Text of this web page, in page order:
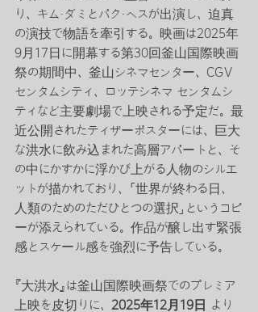
り、キム・ダミとパク・ヘスが出演し、迫真
の演技で物語を牽引する。映画は2025年
9月17日に開幕する第30回釜山国際映画
祭の期間中、釜山シネマセンター、CGV
センタムシティ、ロッテシネマ センタムシ
ティなど主要劇場で上映される予定だ。最
近公開されたティザーポスターには、巨大
な洪水に飲み込まれた高層アパートと、そ
の中にかすかに浮かび上がる人物のシルエ
ットが描かれており、「世界が終わる日、
人類のためのただひとつの選択」というコピ
ーが添えられている。作品が醸し出す緊張
感とスケール感を強烈に予告している。
『大洪水』は釜山国際映画祭でのプレミア
上映を皮切りに、 2025年12月19日 より